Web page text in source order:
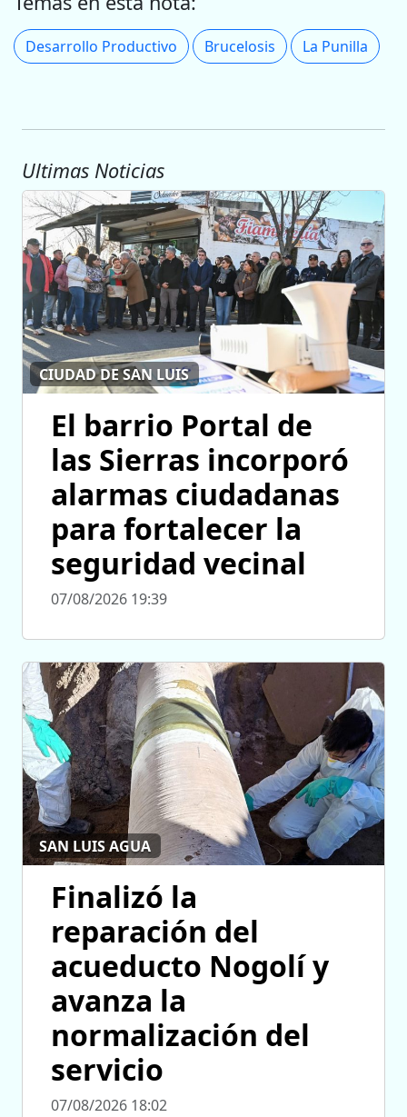
Desarrollo Productivo Brucelosis La Punilla
Ultimas Noticias
CIUDAD DE SAN LUIS
El barrio Portal de
las Sierras incorporó
alarmas ciudadanas
para fortalecer la
seguridad vecinal
07/08/2026 19:39
SAN LUIS AGUA
Finalizó la
reparación del
acueducto Nogolí y
avanza la
normalización del
servicio
07/08/2026 18:02